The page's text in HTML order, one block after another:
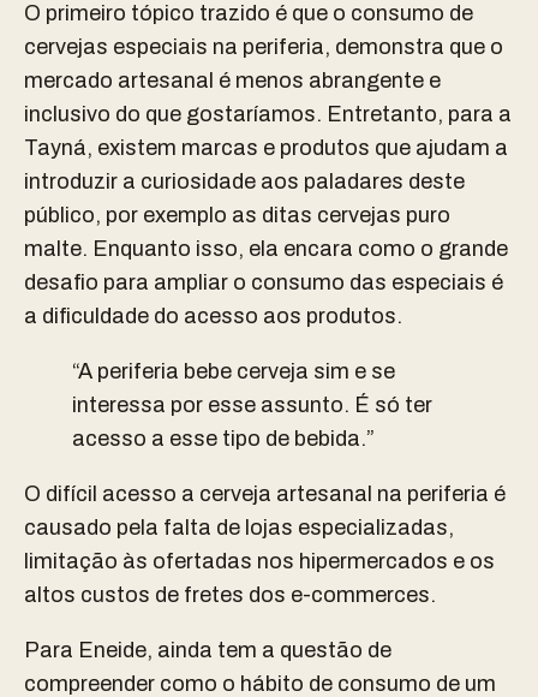
O primeiro tópico trazido é que o consumo de
cervejas especiais na periferia, demonstra que o
mercado artesanal é menos abrangente e
inclusivo do que gostaríamos. Entretanto, para a
Tayná, existem marcas e produtos que ajudam a
introduzir a curiosidade aos paladares deste
público, por exemplo as ditas cervejas puro
malte. Enquanto isso, ela encara como o grande
desafio para ampliar o consumo das especiais é
a dificuldade do acesso aos produtos.
“A periferia bebe cerveja sim e se
interessa por esse assunto. É só ter
acesso a esse tipo de bebida.”
O difícil acesso a cerveja artesanal na periferia é
causado pela falta de lojas especializadas,
limitação às ofertadas nos hipermercados e os
altos custos de fretes dos e-commerces.
Para Eneide, ainda tem a questão de
compreender como o hábito de consumo de um